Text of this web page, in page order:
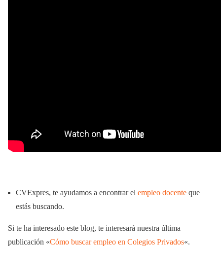
CVExpres, te ayudamos a encontrar el empleo docente que
estás buscando.
Si te ha interesado este blog, te interesará nuestra última
publicación «Cómo buscar empleo en Colegios Privados«.